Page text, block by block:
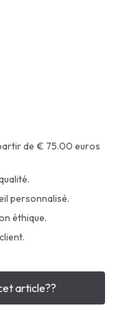
de € 75.00 euros
personnalisé.
éthique.
article??